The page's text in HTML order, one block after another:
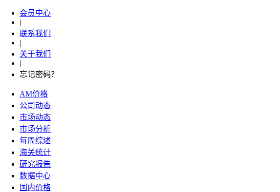
会员中心
|
联系我们
|
关于我们
|
忘记密码？
AM价格
公司动态
市场动态
市场分析
每周综述
海关统计
研究报告
数据中心
国内价格